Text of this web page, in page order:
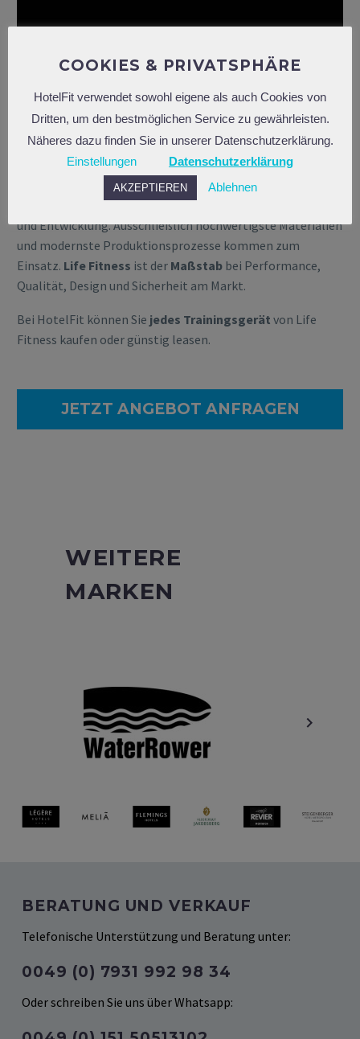
HIGH-TECH MADE IN USA
Seit mehr als 45 Jahren hat Life Fitness den Anspruch, die
besten Fitnessgeräte am Markt zu produzieren. Darum
investiert das Unternehmen wie kein zweites in Forschung
und Entwicklung. Ausschließlich hochwertigste Materialien
und modernste Produktionsprozesse kommen zum
Einsatz. Life Fitness ist der Maßstab bei Performance,
Qualität, Design und Sicherheit am Markt.
Bei HotelFit können Sie jedes Trainingsgerät von Life
Fitness kaufen oder günstig leasen.
JETZT ANGEBOT ANFRAGEN
WEITERE
MARKEN
BERATUNG UND VERKAUF
Telefonische Unterstützung und Beratung unter:
0049 (0) 7931 992 98 34
Oder schreiben Sie uns über Whatsapp:
COOKIES & PRIVATSPHÄRE
HotelFit verwendet sowohl eigene als auch Cookies von
Dritten, um den bestmöglichen Service zu gewährleisten.
Näheres dazu finden Sie in unserer Datenschutzerklärung.
Einstellungen
Datenschutzerklärung
AKZEPTIEREN Ablehnen